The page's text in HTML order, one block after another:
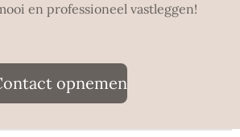
en professioneel vastleggen!
opnemen